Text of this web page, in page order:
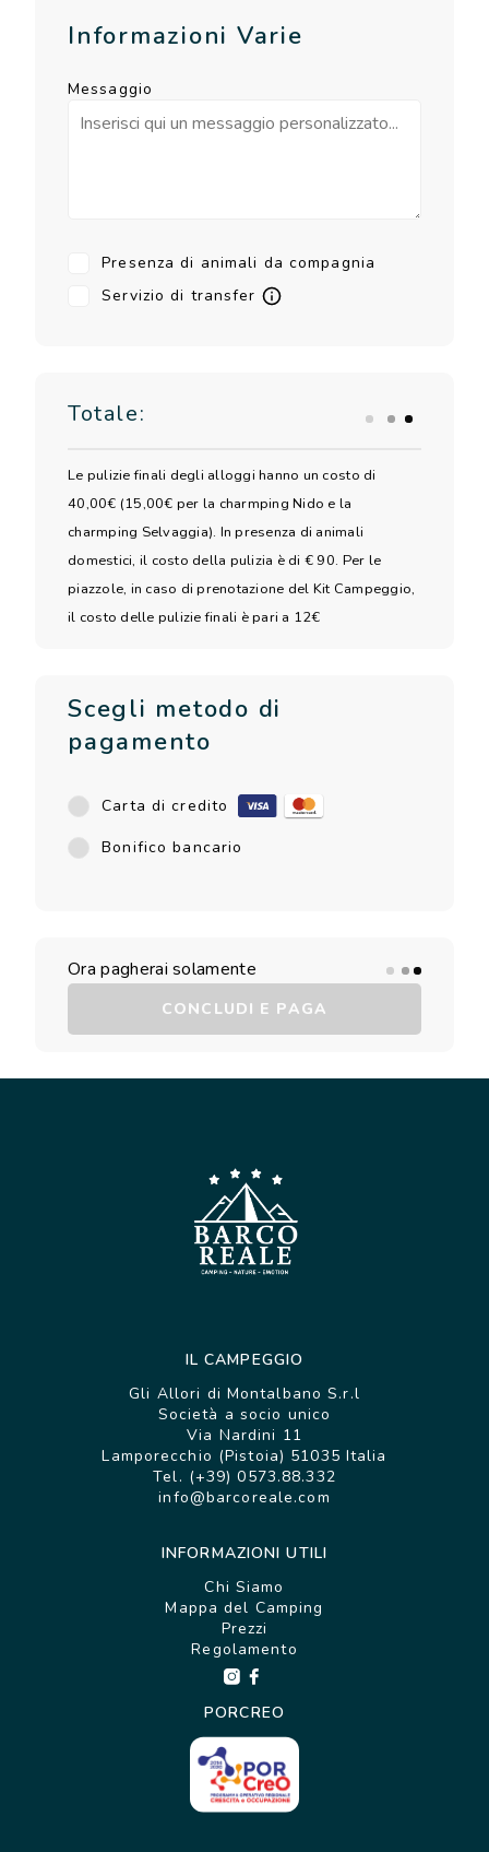
Informazioni Varie
Messaggio
Presenza di animali da compagnia
Servizio di transfer
Totale:
Le pulizie finali degli alloggi hanno un costo di
40,00€ (15,00€ per la charmping Nido e la
charmping Selvaggia). In presenza di animali
domestici, il costo della pulizia è di € 90. Per le
piazzole, in caso di prenotazione del Kit Campeggio,
il costo delle pulizie finali è pari a 12€
Scegli metodo di
pagamento
Carta di credito
Bonifico bancario
Ora pagherai solamente
CONCLUDI E PAGA
IL CAMPEGGIO
Gli Allori di Montalbano S.r.l
Società a socio unico
Via Nardini 11
Lamporecchio (Pistoia) 51035 Italia
Tel. (+39) 0573.88.332
info@barcoreale.com
INFORMAZIONI UTILI
Chi Siamo
Mappa del Camping
Prezzi
Regolamento
PORCREO